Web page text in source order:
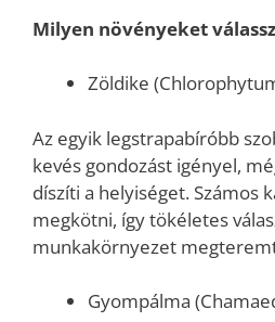
Milyen növényeket
Zöldike
Az egyik legstrapabíróbb
kevés gondozást igényel,
díszíti a helyiséget. Számos
megkötni, így tökéletes
munkakörnyezet
Gyompálma